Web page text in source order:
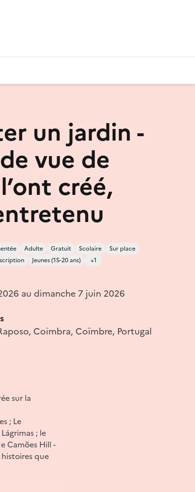
un jardin -
vue de
créé,
Adulte Gratuit Scolaire
Sur place
Jeunes (15-20 ans) +1
au dimanche 7 juin 2026
Coimbra, Coïmbre, Portugal
sur la
; Le
; le
Camões Hill -
que